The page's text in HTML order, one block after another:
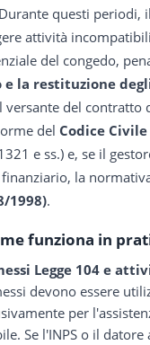
questi periodi,
attività
del congedo,
e la restituzione
versante del contratto
del Codice Civile
e ss.) e, se il
la
1998).
funziona in
Legge 104 e
devono essere
per
Se l'INPS o il datore